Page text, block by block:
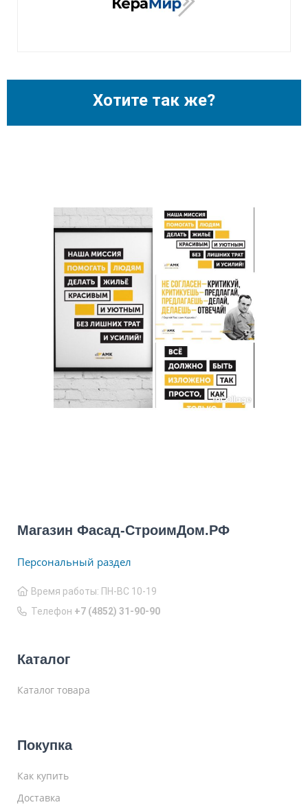
Хотите так же?
Магазин Фасад-СтроимДом.РФ
Персональный раздел
Время работы: ПН-ВС 10-19
Телефон +7 (4852) 31-90-90
Каталог
Каталог товара
Покупка
Как купить
Доставка